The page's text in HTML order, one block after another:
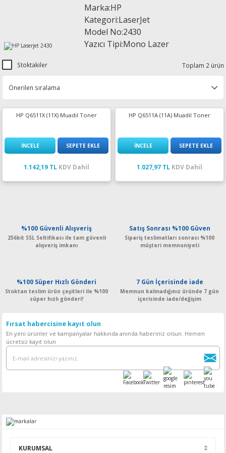
Marka:HP
Kategori:LaserJet
Model No:2430
Yazıcı Tipi:Mono Lazer
Stoktakiler Toplam 2 ürün
HP Q6511X (11X) Muadil Toner
İNCELE SEPETE EKLE
1.142,19 TL KDV Dahil
HP Q6511A (11A) Muadil Toner
İNCELE SEPETE EKLE
1.027,97 TL KDV Dahil
%100 Güvenli Alışveriş
256bit SSL Seltifikası ile tam güvenli
alışveriş imkanı
Satış Sonrası %100 Güven
Sipariş teslimatları sonrası %100
müşteri memnuniyeti
%100 Süper Hızlı Gönderi
Stoktan teslim ürün çeşitleri ile %100
süper hızlı gönderi!
7 Gün İçerisinde iade
Memnun kalmadığınız üründe 7 gün
içerisinde iade/değişim
Fırsat habercisine kayıt olun
En yeni ürünler ve kampanyalar hakkında anında haberiniz olsun. Hemen
ücretsiz kayıt olun
KURUMSAL